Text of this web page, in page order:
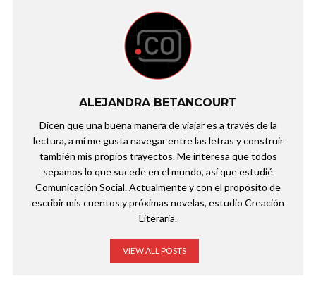
ALEJANDRA BETANCOURT
Dicen que una buena manera de viajar es a través de la
lectura, a mí me gusta navegar entre las letras y construir
también mis propios trayectos. Me interesa que todos
sepamos lo que sucede en el mundo, así que estudié
Comunicación Social. Actualmente y con el propósito de
escribir mis cuentos y próximas novelas, estudio Creación
Literaria.
VIEW ALL POSTS